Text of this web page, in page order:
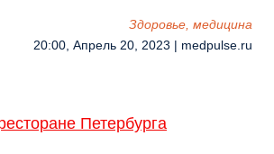
Здоровье, медицина
20:00, Апрель 20, 2023 | medpulse.ru
Петербурга